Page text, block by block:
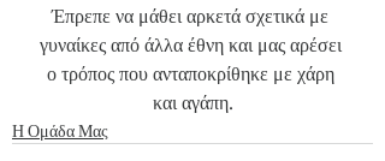
Έπρεπε να μάθει αρκετά σχετικά με
γυναίκες από άλλα έθνη και μας αρέσει
ο τρόπος που ανταποκρίθηκε με χάρη
και αγάπη.
Η Ομάδα Μας